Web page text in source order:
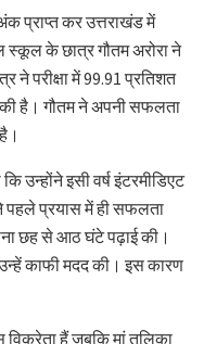
प्राप्त कर उत्तराखंड में
स्कूल के छात्र गौतम अरोरा ने
ने परीक्षा में 99.91 प्रतिशत
है। गौतम ने अपनी सफलता
उन्होंने इसी वर्ष इंटरमीडिएट
पहले प्रयास में ही सफलता
छह से आठ घंटे पढ़ाई की।
काफी मदद की। इस कारण
हैं जबकि मां तुलिका